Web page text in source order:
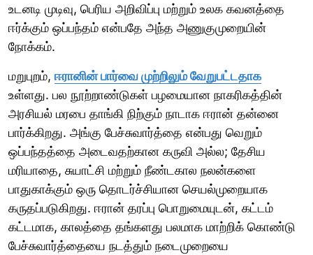
உடனடி முடிவு, பெரிய அறிவிப்பு மற்றும் உலக கவனத்தை
ஈர்க்கும் ஒப்பந்தம் என்பதே அந்த அணுகுமுறையின்
நோக்கம்.
மறுபுறம், ஈரானின் பார்வை முற்றிலும் வேறுபட்டதாக
உள்ளது. பல நூற்றாண்டுகள் பழமையான நாகரிகத்தின்
அரசியல் மரபை தாங்கி நிற்கும் நாடாக ஈரான் தன்னை
பார்க்கிறது. அங்கு பேச்சுவார்த்தை என்பது வெறும்
ஒப்பந்தத்தை அடைவதற்கான கருவி அல்ல; தேசிய
மரியாதை, சுயாட்சி மற்றும் நீண்டகால நலன்களை
பாதுகாக்கும் ஒரு தொடர்ச்சியான செயல்முறையாக
கருதப்படுகிறது. ஈரான் தரப்பு பொறுமையுடன், கட்டம்
கட்டமாக, காலத்தை தங்களது பலமாக மாற்றிக் கொண்டு
பேச்சுவார்த்தையை நடத்தும் நடைமுறையை